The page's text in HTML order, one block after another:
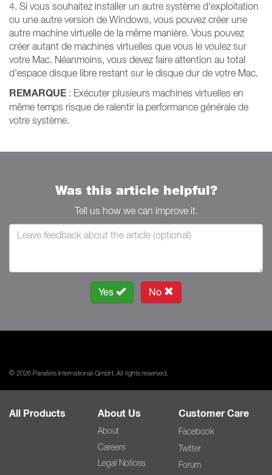
4. Si vous souhaitez installer un autre système d'exploitation
ou une autre version de Windows, vous pouvez créer une
autre machine virtuelle de la même manière. Vous pouvez
créer autant de machines virtuelles que vous le voulez sur
votre Mac. Néanmoins, vous devez faire attention au total
d'espace disque libre restant sur le disque dur de votre Mac.
REMARQUE : Exécuter plusieurs machines virtuelles en
même temps risque de ralentir la performance générale de
votre système.
Was this article helpful?
Tell us how we can improve it.
Yes No
© 2026 Parallels International GmbH. All rights reserved.
All Products About Us
About
Careers
Legal Notices
Customer Care
Facebook
Twitter
Forum